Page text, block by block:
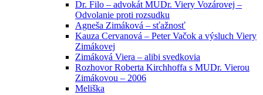
Dr. Filo – advokát MUDr. Viery Vozárovej –
Odvolanie proti rozsudku
Agneša Zimáková – sťažnosť
Kauza Cervanová – Peter Vačok a výsluch Viery
Zimákovej
Zimáková Viera – alibi svedkovia
Rozhovor Roberta Kirchhoffa s MUDr. Vierou
Zimákovou – 2006
Meliška